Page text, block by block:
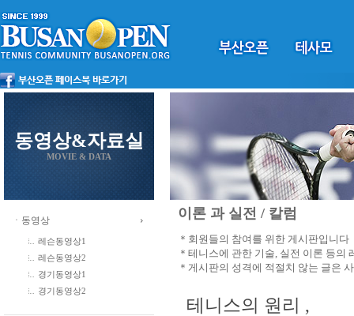
동영상&자료실
MOVIE & DATA
ㆍ동영상
레슨동영상1
레슨동영상2
경기동영상1
경기동영상2
이론 과 실전 / 칼럼
＊회원들의 참여를 위한 게시판입니다
＊테니스에 관한 기술, 실전 이론 등의
＊게시판의 성격에 적절치 않는 글은
테니스의 원리 ,